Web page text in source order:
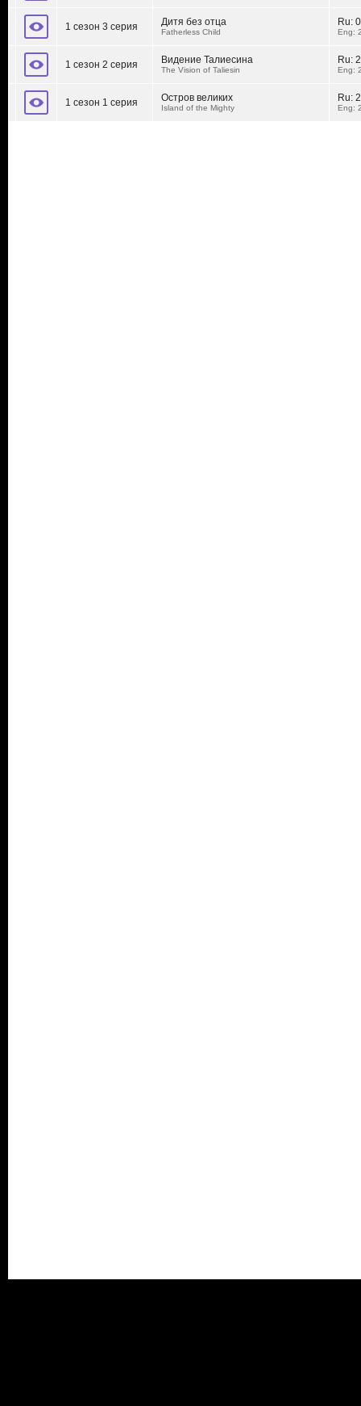
1 сезон 3 серия Дитя без отца
Fatherless Child
Ru:
Eng:
1 сезон 2 серия Видение Талиесина
The Vision of Taliesin
Ru:
Eng:
1 сезон 1 серия Остров великих
Island of the Mighty
Ru:
Eng: